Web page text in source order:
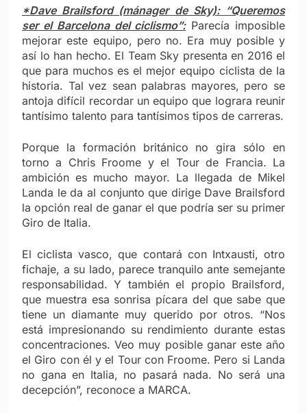
*Dave Brailsford (mánager de Sky): “Queremos
ser el Barcelona del ciclismo”:Parecía imposible
mejorar este equipo, pero no. Era muy posible y
así lo han hecho. El Team Sky presenta en 2016 el
que para muchos es el mejor equipo ciclista de la
historia. Tal vez sean palabras mayores, pero se
antoja difícil recordar un equipo que lograra reunir
tantísimo talento para tantísimos tipos de carreras.
Porque la formación británico no gira sólo en
torno a Chris Froome y el Tour de Francia. La
ambición es mucho mayor. La llegada de Mikel
Landa le da al conjunto que dirige Dave Brailsford
la opción real de ganar el que podría ser su primer
Giro de Italia.
El ciclista vasco, que contará con Intxausti, otro
fichaje, a su lado, parece tranquilo ante semejante
responsabilidad. Y también el propio Brailsford,
que muestra esa sonrisa pícara del que sabe que
tiene un diamante muy querido por otros. “Nos
está impresionando su rendimiento durante estas
concentraciones. Veo muy posible ganar este año
el Giro con él y el Tour con Froome. Pero si Landa
no gana en Italia, no pasará nada. No será una
decepción”, reconoce a MARCA.